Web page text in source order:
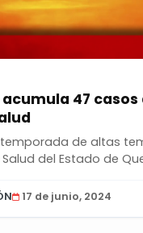
47 casos
de altas
del Estado de
17 de junio, 2024